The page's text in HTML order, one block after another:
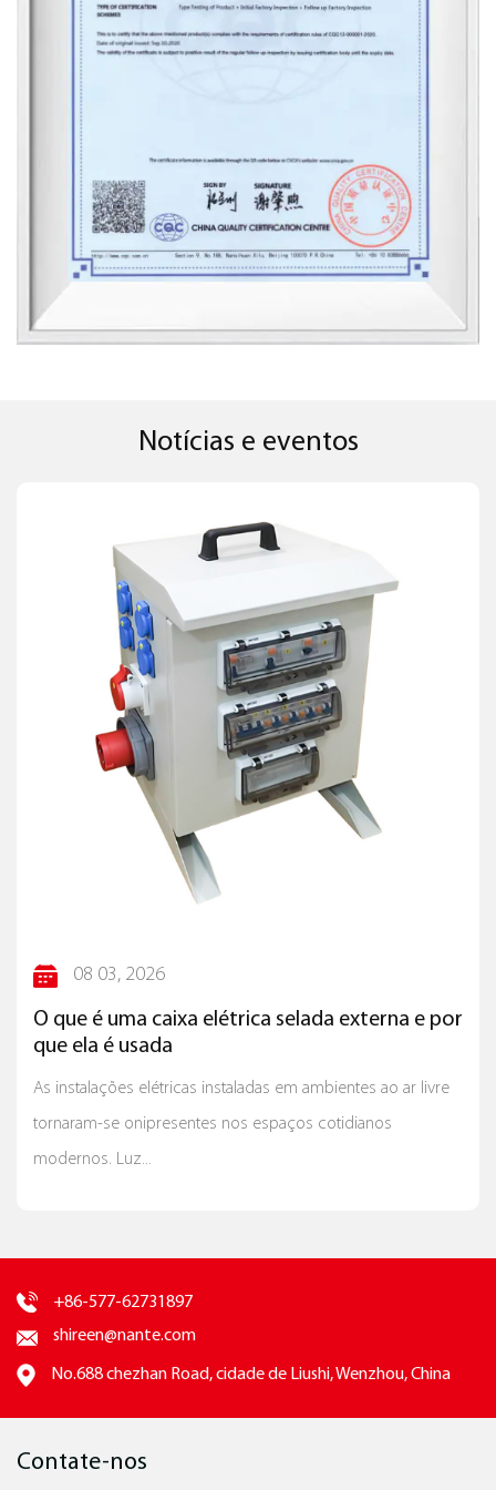
ocupariam muito espaço, ajudando a manter os
corredores desobstruídos e seguros para empilhadores
e pessoal.
Além disso, ele pode ser posicionado convenientemente
para carregar equipamentos e alimentar sistemas.
Espaços Comerciais
O soquete oculto industrial não se limita a ambientes
industriais; também é adequado para aplicações
comerciais. Lojas de varejo e edifícios de escritórios
podem usá-lo para fornecer energia sem comprometer a
estética geral do design.
Para aplicações industriais externas, o soquete oculto
onde são necessárias soluções elétricas robustas e à
prova de intempéries.
A sua natureza oculta protege-o contra detritos e água,
garantindo um desempenho fiável mesmo em
condições desafiantes.
A Tomada Oculta Industrial destaca-se como um
produto essencial no cenário industrial e comercial atual.
Suas vantagens de maior segurança, design que
economiza espaço e durabilidade o tornam a escolha
preferida entre os profissionais do setor. Com aplicações
versáteis, fácil instalação e apelo estético, este produto
não apenas atende, mas também excede as demandas
oculto industrial, as empresas podem garantir um
ambiente seguro, eficiente e visualmente atraente,
aumentando assim a eficácia operacional geral.
Notícias e eventos
08 03, 2026
O que é uma caixa elétrica selada externa e por
que ela é usada
As instalações elétricas instaladas em ambientes ao ar livre
tornaram-se onipresentes nos espaços cotidianos
modernos. Luz...
+86-577-62731897
shireen@nante.com
No.688 chezhan Road, cidade de Liushi, Wenzhou, China
Contate-nos